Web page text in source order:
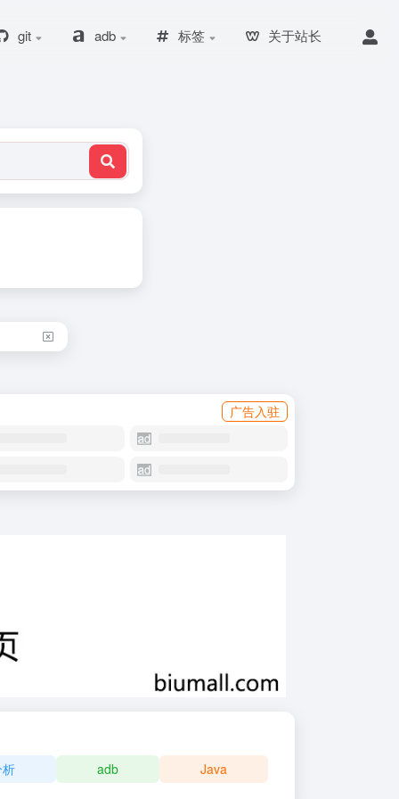
git adb 标签 关于站长
广告入驻
adb Java